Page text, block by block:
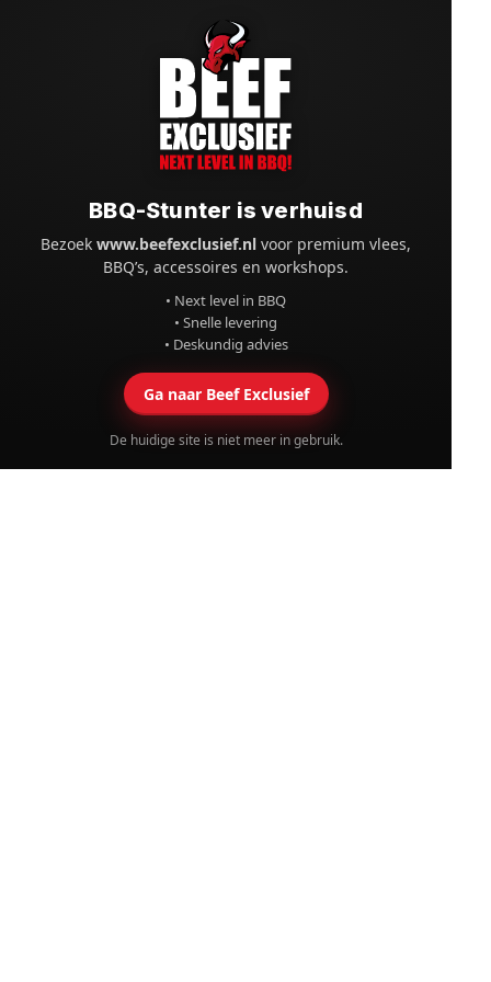
BBQ-Stunter is verhuisd
Bezoekwww.beefexclusief.nl voor premium vlees,
BBQ’s, accessoires en workshops.
• Next level in BBQ
• Snelle levering
• Deskundig advies
Ga naar Beef Exclusief
De huidige site is niet meer in gebruik.